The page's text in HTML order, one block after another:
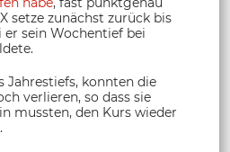
setze zunächst zurück bis
er sein Wochentief bei
Jahrestiefs, konnten die
verlieren, so dass sie
mussten, den Kurs wieder